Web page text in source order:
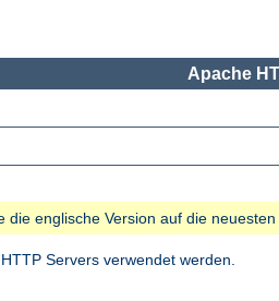
Apache
englische Version auf die
Servers verwendet werden.